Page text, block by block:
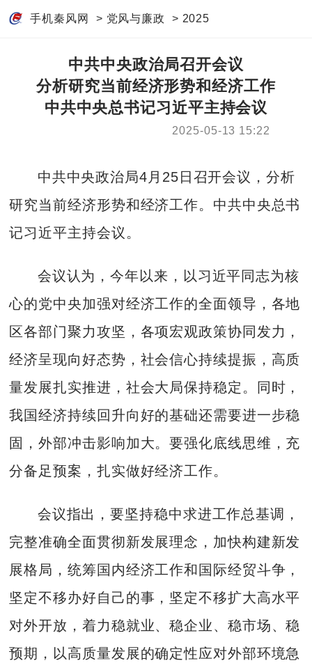
手机秦风网 > 党风与廉政 > 2025
中共中央政治局召开会议
分析研究当前经济形势和经济工作
中共中央总书记习近平主持会议
2025-05-13 15:22
中共中央政治局4月25日召开会议，分析
研究当前经济形势和经济工作。中共中央总书
记习近平主持会议。
会议认为，今年以来，以习近平同志为核
心的党中央加强对经济工作的全面领导，各地
区各部门聚力攻坚，各项宏观政策协同发力，
经济呈现向好态势，社会信心持续提振，高质
量发展扎实推进，社会大局保持稳定。同时，
我国经济持续回升向好的基础还需要进一步稳
固，外部冲击影响加大。要强化底线思维，充
分备足预案，扎实做好经济工作。
会议指出，要坚持稳中求进工作总基调，
完整准确全面贯彻新发展理念，加快构建新发
展格局，统筹国内经济工作和国际经贸斗争，
坚定不移办好自己的事，坚定不移扩大高水平
对外开放，着力稳就业、稳企业、稳市场、稳
预期，以高质量发展的确定性应对外部环境急